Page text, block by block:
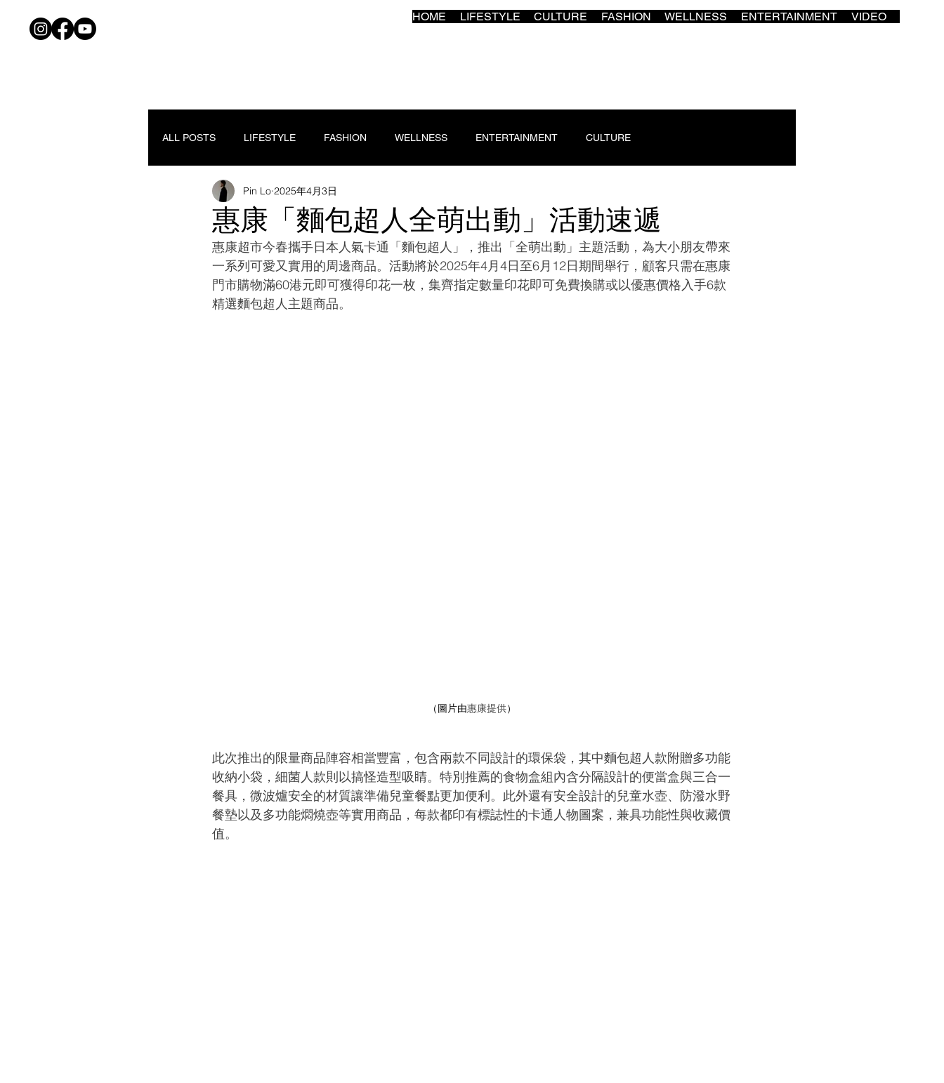
HOME LIFESTYLE CULTURE FASHION WELLNESS ENTERTAINMENT VIDEO
ALL POSTS LIFESTYLE FASHION WELLNESS ENTERTAINMENT CULTURE
惠康「麵包超人全萌出動」活動速遞
Pin Lo 2025年4月3日
惠康超市今春攜手日本人氣卡通「麵包超人」，推出「全萌出動」主題活動，為大小朋友帶來
一系列可愛又實用的周邊商品。活動將於2025年4月4日至6月12日期間舉行，顧客只需在惠康
門市購物滿60港元即可獲得印花一枚，集齊指定數量印花即可免費換購或以優惠價格入手6款
精選麵包超人主題商品。
（圖片由惠康提供）
此次推出的限量商品陣容相當豐富，包含兩款不同設計的環保袋，其中麵包超人款附贈多功能
收納小袋，細菌人款則以搞怪造型吸睛。特別推薦的食物盒組內含分隔設計的便當盒與三合一
餐具，微波爐安全的材質讓準備兒童餐點更加便利。此外還有安全設計的兒童水壺、防潑水野
餐墊以及多功能燜燒壺等實用商品，每款都印有標誌性的卡通人物圖案，兼具功能性與收藏價
值。